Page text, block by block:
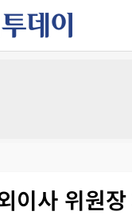
이사 위원